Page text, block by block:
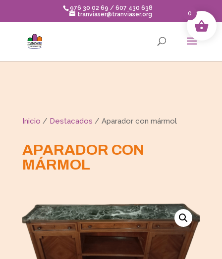
content
976 30 02 69 / 607 430 638
tranviaser@tranviaser.org
Inicio / Destacados / Aparador con mármol
APARADOR CON
MÁRMOL
0